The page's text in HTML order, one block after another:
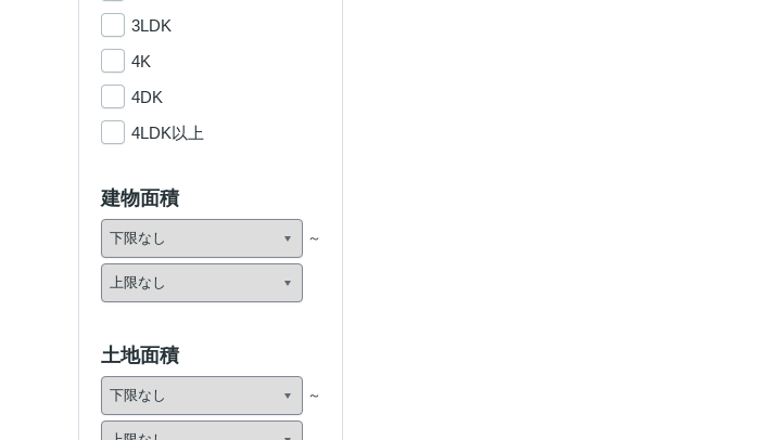
3LDK
4K
4DK
4LDK以上
建物面積
土地面積